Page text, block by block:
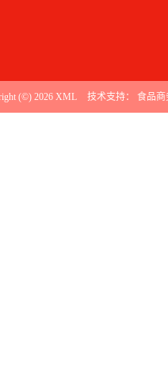
(©) 2026 XML 技术支持： 食品商